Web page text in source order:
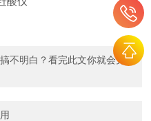
不明白？看完此文你就会觉